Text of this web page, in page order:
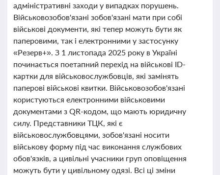
адміністративні заходи у випадках порушень.
Військовозобов'язані зобов'язані мати при собі
військові документи, які тепер можуть бути як
паперовими, так і електронними у застосунку
«Резерв+». З 1 листопада 2025 року в Україні
починається поетапний перехід на військові ID-
картки для військовослужбовців, які замінять
паперові військові квитки. Військовозобов'язані
користуються електронними військовими
документами з QR-кодом, що мають юридичну
силу. Представники ТЦК, які є
військовослужбовцями, зобов'язані носити
військову форму під час виконання службових
обов'язків, а цивільні учасники груп оповіщення
можуть бути у цивільному одязі. Всі ці зміни